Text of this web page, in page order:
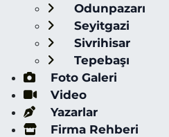
Odunpazarı
Seyitgazi
Sivrihisar
Tepebaşı
Foto Galeri
Video
Yazarlar
Firma Rehberi